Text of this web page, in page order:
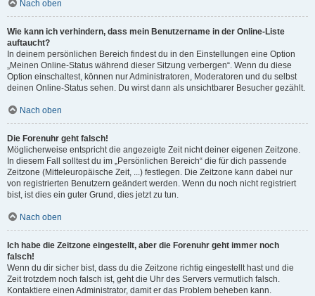
Nach oben
Wie kann ich verhindern, dass mein Benutzername in der Online-Liste
auftaucht?
In deinem persönlichen Bereich findest du in den Einstellungen eine Option
„Meinen Online-Status während dieser Sitzung verbergen“. Wenn du diese
Option einschaltest, können nur Administratoren, Moderatoren und du selbst
deinen Online-Status sehen. Du wirst dann als unsichtbarer Besucher gezählt.
Nach oben
Die Forenuhr geht falsch!
Möglicherweise entspricht die angezeigte Zeit nicht deiner eigenen Zeitzone.
In diesem Fall solltest du im „Persönlichen Bereich“ die für dich passende
Zeitzone (Mitteleuropäische Zeit, ...) festlegen. Die Zeitzone kann dabei nur
von registrierten Benutzern geändert werden. Wenn du noch nicht registriert
bist, ist dies ein guter Grund, dies jetzt zu tun.
Nach oben
Ich habe die Zeitzone eingestellt, aber die Forenuhr geht immer noch
falsch!
Wenn du dir sicher bist, dass du die Zeitzone richtig eingestellt hast und die
Zeit trotzdem noch falsch ist, geht die Uhr des Servers vermutlich falsch.
Kontaktiere einen Administrator, damit er das Problem beheben kann.